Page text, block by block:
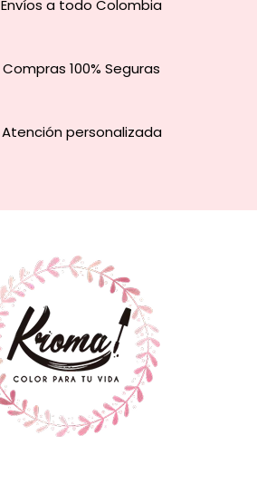
Envíos a todo Colombia
Compras 100% Seguras
Atención personalizada